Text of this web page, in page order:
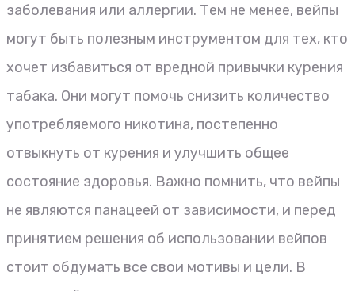
заболевания или аллергии. Тем не менее, вейпы
могут быть полезным инструментом для тех, кто
хочет избавиться от вредной привычки курения
табака. Они могут помочь снизить количество
употребляемого никотина, постепенно
отвыкнуть от курения и улучшить общее
состояние здоровья. Важно помнить, что вейпы
не являются панацеей от зависимости, и перед
принятием решения об использовании вейпов
стоит обдумать все свои мотивы и цели. В